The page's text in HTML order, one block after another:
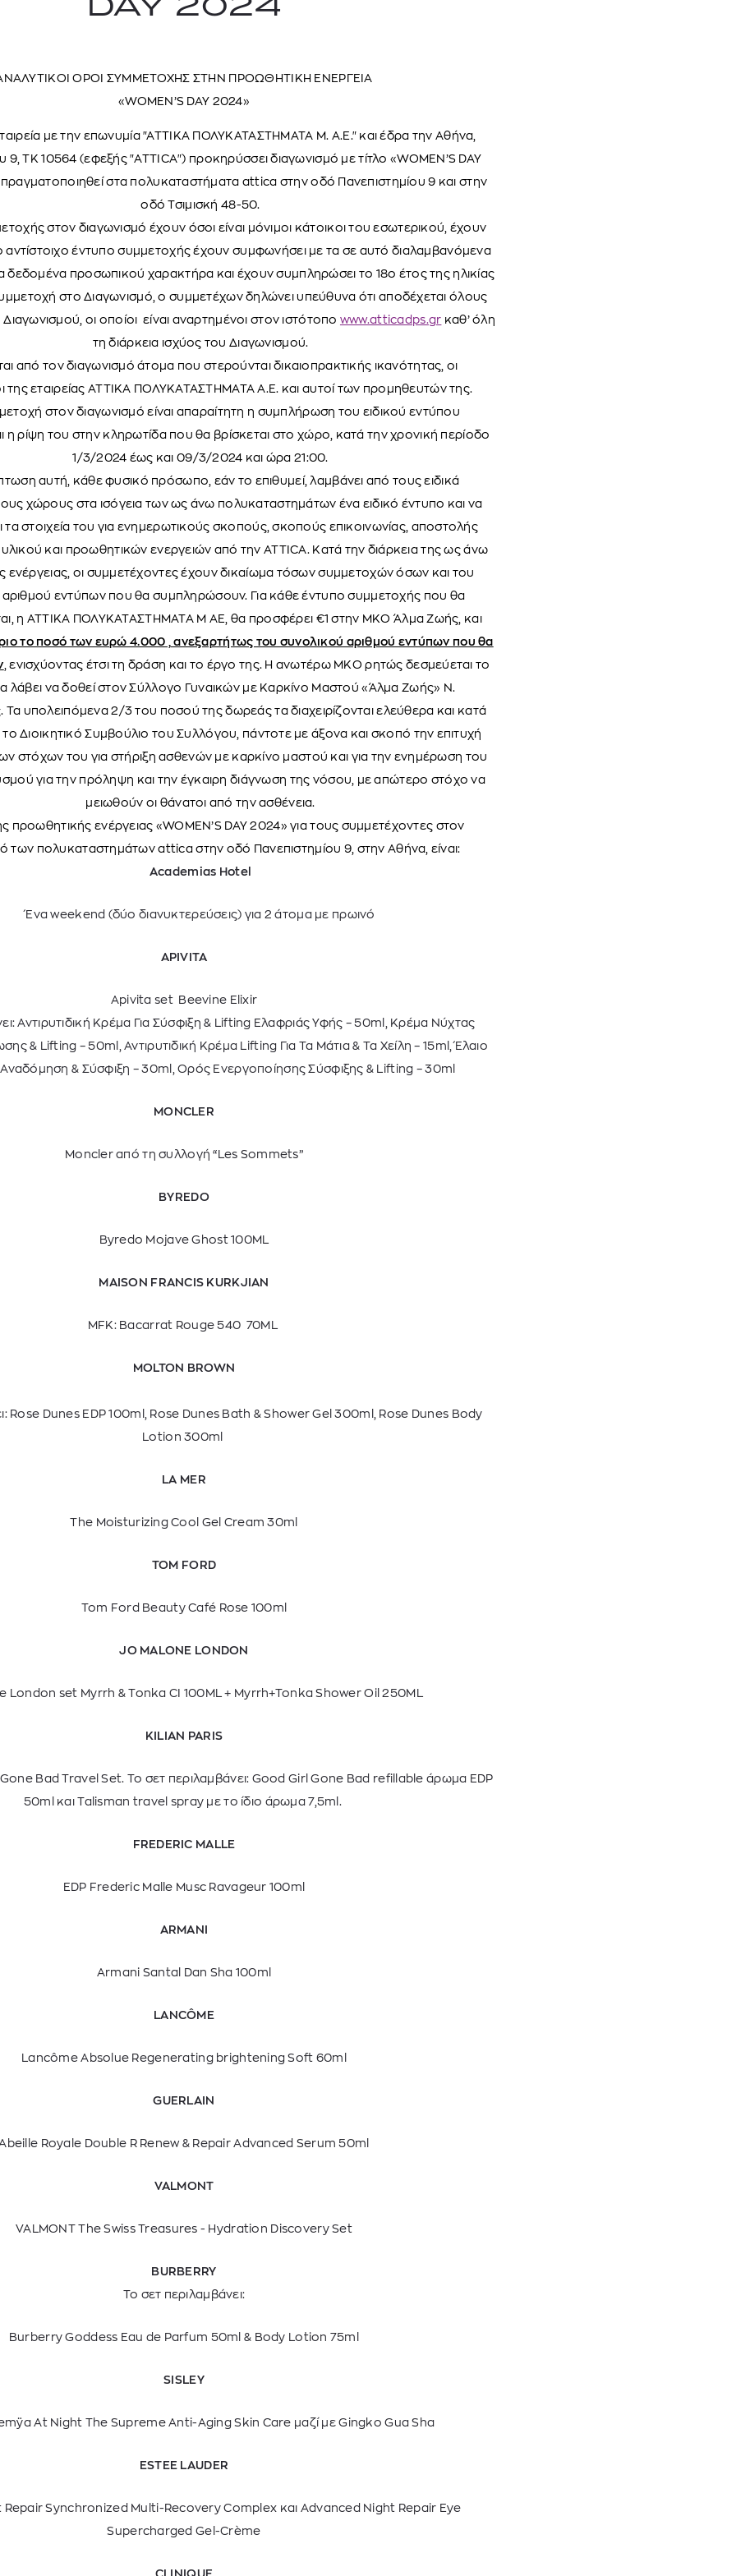
TOM FORD
365,00 € OFFER
MIU MIU
421,00
MC2 SAINT BARTH
120,00 € 102,00 € 15%
DIOR
61,84 €
DAY 2024
ΟΡΟΙ ΣΥΜΜΕΤΟΧΗΣ ΣΤΗΝ ΠΡΟΩΘΗΤΙΚΗ ΕΝΕΡΓΕΙΑ
«WOMEN’S DAY 2024»
με την επωνυμία "ΑΤΤΙΚΑ ΠΟΛΥΚΑΤΑΣΤΗΜΑΤΑ Μ. Α.Ε." και έδρα την Αθήνα,
9, ΤΚ 10564 (εφεξής "ATTICA") προκηρύσσει διαγωνισμό με τίτλο «WOMEN’S DAY
στα πολυκαταστήματα attica στην οδό Πανεπιστημίου 9 και στην
οδό Τσιμισκή 48-50.
στον διαγωνισμό έχουν όσοι είναι μόνιμοι κάτοικοι του εσωτερικού, έχουν
αντίστοιχο έντυπο συμμετοχής έχουν συμφωνήσει με τα σε αυτό διαλαμβανόμενα
δεδομένα προσωπικού χαρακτήρα και έχουν συμπληρώσει το 18ο έτος της ηλικίας
στο Διαγωνισμό, ο συμμετέχων δηλώνει υπεύθυνα ότι αποδέχεται όλους
οι οποίοι είναι αναρτημένοι στον ιστότοπο www.atticadps.gr καθ’ όλη
τη διάρκεια ισχύος του Διαγωνισμού.
από τον διαγωνισμό άτομα που στερούνται δικαιοπρακτικής ικανότητας, οι
της εταιρείας ΑΤΤΙΚΑ ΠΟΛΥΚΑΤΑΣΤΗΜΑΤΑ Α.Ε. και αυτοί των προμηθευτών της.
στον διαγωνισμό είναι απαραίτητη η συμπλήρωση του ειδικού εντύπου
η ρίψη του στην κληρωτίδα που θα βρίσκεται στο χώρο, κατά την χρονική περίοδο
1/3/2024 έως και 09/3/2024 και ώρα 21:00.
αυτή, κάθε φυσικό πρόσωπο, εάν το επιθυμεί, λαμβάνει από τους ειδικά
χώρους στα ισόγεια των ως άνω πολυκαταστημάτων ένα ειδικό έντυπο και να
στοιχεία του για ενημερωτικούς σκοπούς, σκοπούς επικοινωνίας, αποστολής
και προωθητικών ενεργειών από την ATTICA. Κατά την διάρκεια της ως άνω
ενέργειας, οι συμμετέχοντες έχουν δικαίωμα τόσων συμμετοχών όσων και του
αριθμού εντύπων που θα συμπληρώσουν. Για κάθε έντυπο συμμετοχής που θα
η ΑΤΤΙΚΑ ΠΟΛΥΚΑΤΑΣΤΗΜΑΤΑ Μ ΑΕ, θα προσφέρει €1 στην ΜΚΟ Άλμα Ζωής, και
το ποσό των ευρώ 4.000 , ανεξαρτήτως του συνολικού αριθμού εντύπων που θα
, ενισχύοντας έτσι τη δράση και το έργο της. Η ανωτέρω ΜΚΟ ρητώς δεσμεύεται το
λάβει να δοθεί στον Σύλλογο Γυναικών με Καρκίνο Μαστού «Άλμα Ζωής» Ν.
Τα υπολειπόμενα 2/3 του ποσού της δωρεάς τα διαχειρίζονται ελεύθερα και κατά
το Διοικητικό Συμβούλιο του Συλλόγου, πάντοτε με άξονα και σκοπό την επιτυχή
στόχων του για στήριξη ασθενών με καρκίνο μαστού και για την ενημέρωση του
για την πρόληψη και την έγκαιρη διάγνωση της νόσου, με απώτερο στόχο να
μειωθούν οι θάνατοι από την ασθένεια.
προωθητικής ενέργειaς «WOMEN’S DAY 2024» για τους συμμετέχοντες στον
των πολυκαταστημάτων attica στην οδό Πανεπιστημίου 9, στην Αθήνα, είναι:
Academias Hotel
Ένα weekend (δύο διανυκτερεύσεις) για 2 άτομα με πρωινό
APIVITA
Apivita set Beevine Elixir
Αντιρυτιδική Κρέμα Για Σύσφιξη & Lifting Ελαφριάς Υφής – 50ml, Κρέμα Νύχτας
& Lifting – 50ml, Αντιρυτιδική Κρέμα Lifting Για Τα Μάτια & Τα Χείλη – 15ml, Έλαιο
& Σύσφιξη – 30ml, Ορός Ενεργοποίησης Σύσφιξης & Lifting – 30ml
MONCLER
Moncler από τη συλλογή “Les Sommets”
BYREDO
Byredo Mojave Ghost 100ML
MAISON FRANCIS KURKJIAN
MFK: Bacarrat Rouge 540 70ML
MOLTON BROWN
Rose Dunes EDP 100ml, Rose Dunes Bath & Shower Gel 300ml, Rose Dunes Body
Lotion 300ml
LA MER
The Moisturizing Cool Gel Cream 30ml
TOM FORD
Tom Ford Beauty Café Rose 100ml
JO MALONE LONDON
London set Myrrh & Tonka CI 100ML + Myrrh+Tonka Shower Oil 250ML
KILIAN PARIS
Bad Travel Set. Το σετ περιλαμβάνει: Good Girl Gone Bad refillable άρωμα EDP
50ml και Talisman travel spray με το ίδιο άρωμα 7,5ml.
FREDERIC MALLE
EDP Frederic Malle Musc Ravageur 100ml
ARMANI
Armani Santal Dan Sha 100ml
LANCÔME
Lancôme Absolue Regenerating brightening Soft 60ml
GUERLAIN
Royale Double R Renew & Repair Advanced Serum 50ml
VALMONT
VALMONT The Swiss Treasures - Hydration Discovery Set
BURBERRY
Το σετ περιλαμβάνει:
Burberry Goddess Eau de Parfum 50ml & Body Lotion 75ml
SISLEY
At Night The Supreme Anti-Aging Skin Care μαζί μεGingko Gua Sha
ESTEE LAUDER
Synchronized Multi-Recovery Complex και Advanced Night Repair Eye
Supercharged Gel-Crème
CLINIQUE